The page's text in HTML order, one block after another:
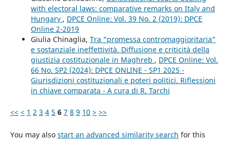
with electoral laws: comparative remarks on Italy and
Hungary , DPCE Online: Vol. 39 No. 2 (2019): DPCE
Online 2-2019
Giulia Chinaglia, Tra “promessa contromaggioritaria”
e sostanziale ineffettività. Diffusione e criticità della
giustizia costituzionale in Maghreb , DPCE Online: Vol.
66 No. SP2 (2024): DPCE ONLINE - SP1 2025 -
Giurisdizioni costituzionali e poteri politici. Riflessioni
in chiave comparata - A cura di R. Tarchi
<< < 1 2 3 4 5 6 7 8 9 10 > >>
You may also start an advanced similarity search for this